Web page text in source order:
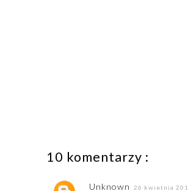
10 komentarzy :
Unknown 26 kwietnia